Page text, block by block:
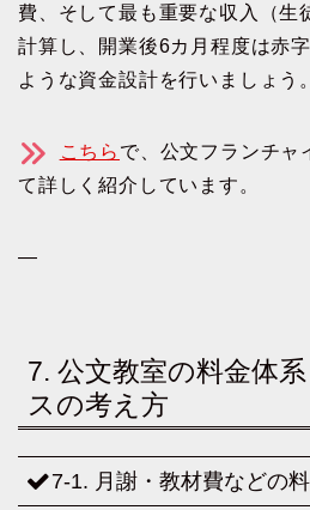
費、そして最も重要な収入（生
計算し、開業後6カ月程度は赤
ような資金設計を行いましょう。
こちら で、公文フランチャ
て詳しく紹介しています。
—
7. 公文教室の料金体
スの考え方
7-1. 月謝・教材費などの